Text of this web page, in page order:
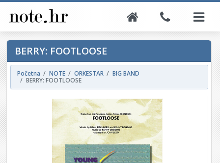
BERRY: FOOTLOOSE
Početna NOTE ORKESTAR
BIG BAND
BERRY: FOOTLOOSE